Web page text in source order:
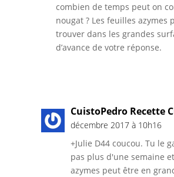
combien de temps peut on
nougat ? Les feuilles azymes
trouver dans les grandes
d’avance de votre réponse.
CuistoPedro Recette
décembre 2017 à 10h16
+Julie D44 coucou. Tu le
pas plus d'une semaine
azymes peut être en